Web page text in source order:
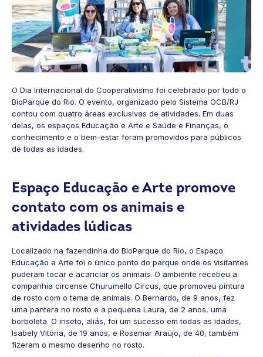
O Dia Internacional do Cooperativismo foi celebrado por todo o
BioParque do Rio. O evento, organizado pelo Sistema OCB/RJ
contou com quatro áreas exclusivas de atividades. Em duas
delas, os espaços Educação e Arte e Saúde e Finanças, o
conhecimento e o bem-estar foram promovidos para públicos
de todas as idades.
Espaço Educação e Arte promove
contato com os animais e
atividades lúdicas
Localizado na fazendinha do BioParque do Rio, o Espaço
Educação e Arte foi o único ponto do parque onde os visitantes
puderam tocar e acariciar os animais. O ambiente recebeu a
companhia circense Churumello Circus, que promoveu pintura
de rosto com o tema de animais. O Bernardo, de 9 anos, fez
uma pantera no rosto e a pequena Laura, de 2 anos, uma
borboleta. O inseto, aliás, foi um sucesso em todas as idades,
Isabely Vitória, de 19 anos, e Rosemar Araújo, de 40, também
fizeram o mesmo desenho no rosto.